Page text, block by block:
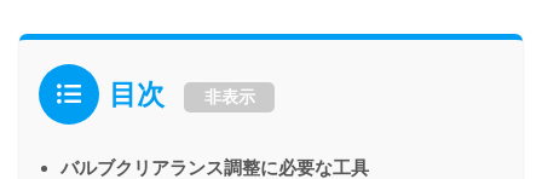
目次 非表示
バルブクリアランス調整に必要な工具